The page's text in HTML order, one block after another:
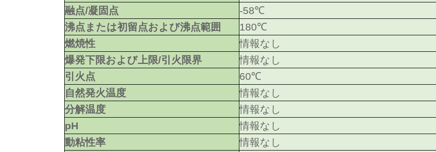
融点/凝固点
-58℃
沸点または初留点および沸点範囲
180℃
燃焼性
情報なし
爆発下限および上限/引火限界
情報なし
引火点
60℃
自然発火温度
情報なし
分解温度
情報なし
pH
情報なし
動粘性率
情報なし